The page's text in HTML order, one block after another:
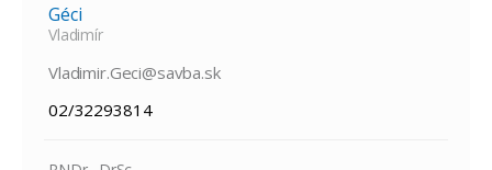
Géci
Vladimír
Vladimir.Geci@savba.sk
02/32293814